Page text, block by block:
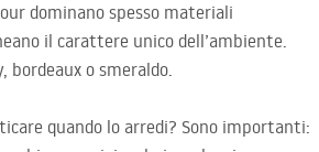
dominano spesso materiali
il carattere unico dell’ambiente.
o smeraldo.
quando lo arredi? Sono importanti: